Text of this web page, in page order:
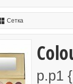
Сетка
p.p1